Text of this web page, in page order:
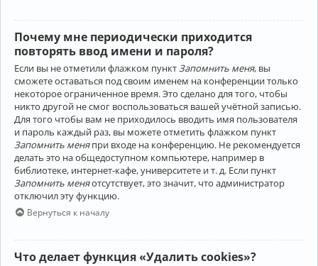
Почему мне периодически приходится
повторять ввод имени и пароля?
Если вы не отметили флажком пунктЗапомнить меня, вы
сможете оставаться под своим именем на конференции только
некоторое ограниченное время. Это сделано для того, чтобы
никто другой не смог воспользоваться вашей учётной записью.
Для того чтобы вам не приходилось вводить имя пользователя
и пароль каждый раз, вы можете отметить флажком пункт
Запомнить меняпри входе на конференцию. Не рекомендуется
делать это на общедоступном компьютере, например в
библиотеке, интернет-кафе, университете и т. д. Если пункт
Запомнить меняотсутствует, это значит, что администратор
отключил эту функцию.
Вернуться к началу
Что делает функция «Удалить cookies»?